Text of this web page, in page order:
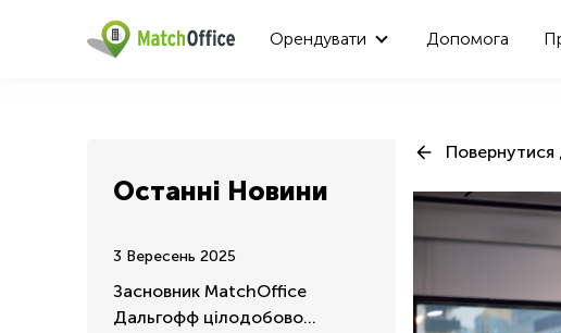
Орендувати Допомога
Повернутися
Останні Новини
3 Вересень 2025
Засновник MatchOffice
Дальгофф цілодобово